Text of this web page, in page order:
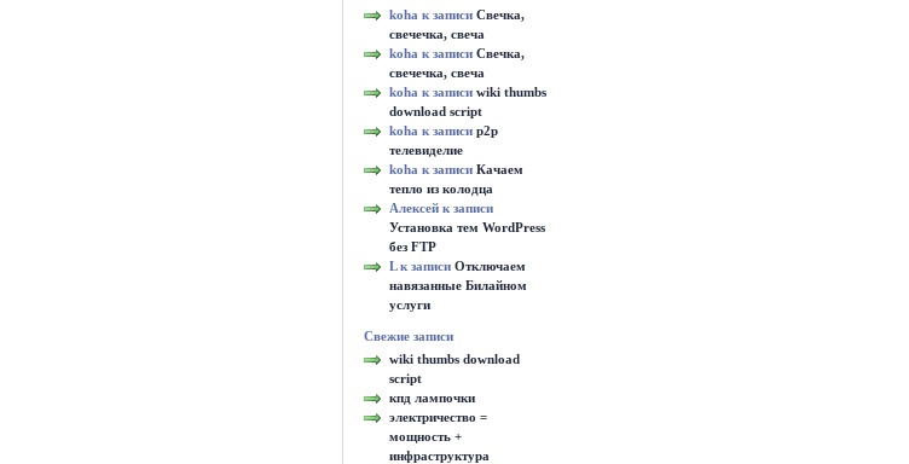
koha к записи Свечка,
свечечка, свеча
koha к записи Свечка,
свечечка, свеча
koha к записи wiki thumbs
download script
koha к записи p2p
телевиделие
koha к записи Качаем
тепло из колодца
Алексей к записи
Установка тем WordPress
без FTP
L к записи Отключаем
навязанные Билайном
услуги
Свежие записи
wiki thumbs download
script
кпд лампочки
электричество =
мощность +
инфраструктура